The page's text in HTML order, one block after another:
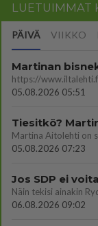
LUETUIMMAT
PÄIVÄ VIIKKO
Martinan
05.08.2026 05:51
05.08.2026 07:23
06.08.2026 09:02